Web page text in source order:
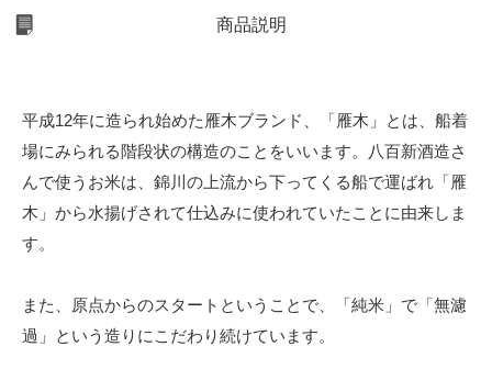
商品説明
平成12年に造られ始めた雁木ブランド、「雁木」とは、船着
場にみられる階段状の構造のことをいいます。八百新酒造さ
んで使うお米は、錦川の上流から下ってくる船で運ばれ「雁
木」から水揚げされて仕込みに使われていたことに由来しま
す。
また、原点からのスタートということで、「純米」で「無濾
過」という造りにこだわり続けています。